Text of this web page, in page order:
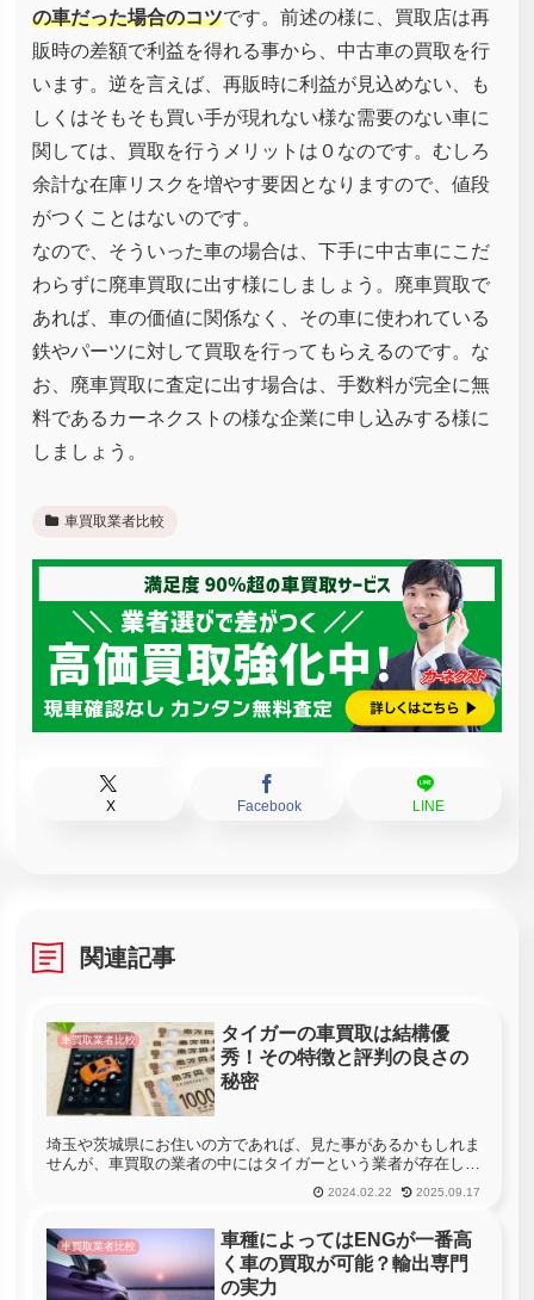
の車だった場合のコツです。前述の様に、買取店は再
販時の差額で利益を得れる事から、中古車の買取を行
います。逆を言えば、再販時に利益が見込めない、も
しくはそもそも買い手が現れない様な需要のない車に
関しては、買取を行うメリットは０なのです。むしろ
余計な在庫リスクを増やす要因となりますので、値段
がつくことはないのです。
なので、そういった車の場合は、下手に中古車にこだ
わらずに廃車買取に出す様にしましょう。廃車買取で
あれば、車の価値に関係なく、その車に使われている
鉄やパーツに対して買取を行ってもらえるのです。な
お、廃車買取に査定に出す場合は、手数料が完全に無
料であるカーネクストの様な企業に申し込みする様に
しましょう。
車買取業者比較
X Facebook LINE
関連記事
車買取業者比較
タイガーの車買取は結構優
秀！その特徴と評判の良さの
秘密
埼玉や茨城県にお住いの方であれば、見た事があるかもしれま
せんが、車買取の業者の中にはタイガーという業者が存在して
います。CMや広告で見かけることは少ないですが、店舗の近
くにお住いの方であれば車の査定の申し込み先として挙がる名
2024.02.22 2025.09.17
車買取業者比較
車種によってはENGが一番高
く車の買取が可能？輸出専門
の実力